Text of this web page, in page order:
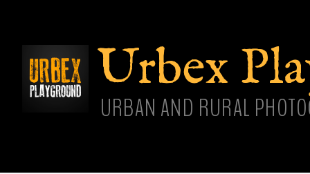
Urbex
URBAN AND RURAL